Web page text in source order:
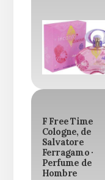
F Free Time
Cologne, de
Salvatore
Ferragamo ·
Perfume de
Hombre